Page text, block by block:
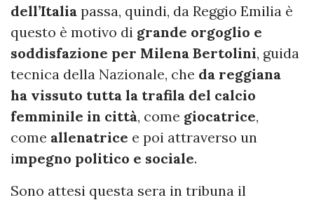
dell’Italia passa, quindi, da Reggio Emilia è
questo è motivo di grande orgoglio e
soddisfazione per Milena Bertolini, guida
tecnica della Nazionale, che da reggiana
ha vissuto tutta la trafila del calcio
femminile in città, come giocatrice,
come allenatrice e poi attraverso un
impegno politico e sociale.
Sono attesi questa sera in tribuna il